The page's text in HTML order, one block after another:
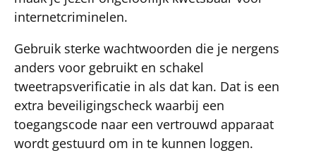
internetcriminelen.
Gebruik sterke wachtwoorden die je nergens
anders voor gebruikt en schakel
tweetrapsverificatie in als dat kan. Dat is een
extra beveiligingscheck waarbij een
toegangscode naar een vertrouwd apparaat
wordt gestuurd om in te kunnen loggen.